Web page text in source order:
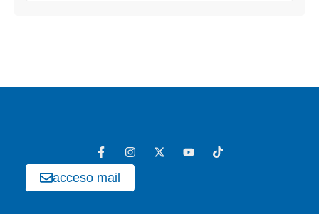
acceso mail